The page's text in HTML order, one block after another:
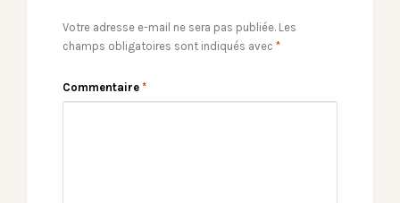
Votre adresse e-mail ne sera pas publiée. Les
champs obligatoires sont indiqués avec *
Commentaire *